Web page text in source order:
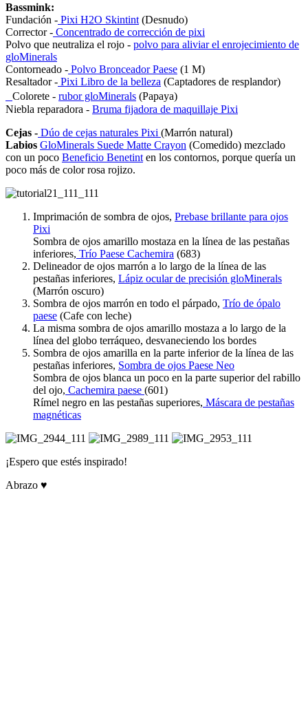
Bassmink:
Fundación - Pixi H2O Skintint (Desnudo)
Corrector - Concentrado de corrección de pixi
Polvo que neutraliza el rojo - polvo para aliviar el enrojecimiento de
gloMinerals
Contorneado - Polvo Bronceador Paese (1 M)
Resaltador - Pixi Libro de la belleza (Captadores de resplandor)
Colorete - rubor gloMinerals (Papaya)
Niebla reparadora - Bruma fijadora de maquillaje Pixi
Cejas - Dúo de cejas naturales Pixi (Marrón natural)
Labios GloMinerals Suede Matte Crayon (Comedido) mezclado
con un poco Beneficio Benetint en los contornos, porque quería un
poco más de color rosa rojizo.
Imprimación de sombra de ojos, Prebase brillante para ojos
Pixi
Sombra de ojos amarillo mostaza en la línea de las pestañas
inferiores, Trío Paese Cachemira (683)
Delineador de ojos marrón a lo largo de la línea de las
pestañas inferiores, Lápiz ocular de precisión gloMinerals
(Marrón oscuro)
Sombra de ojos marrón en todo el párpado, Trío de ópalo
paese (Cafe con leche)
La misma sombra de ojos amarillo mostaza a lo largo de la
línea del globo terráqueo, desvaneciendo los bordes
Sombra de ojos amarilla en la parte inferior de la línea de las
pestañas inferiores, Sombra de ojos Paese Neo
Sombra de ojos blanca un poco en la parte superior del rabillo
del ojo, Cachemira paese (601)
Rímel negro en las pestañas superiores, Máscara de pestañas
magnéticas
¡Espero que estés inspirado!
Abrazo ♥